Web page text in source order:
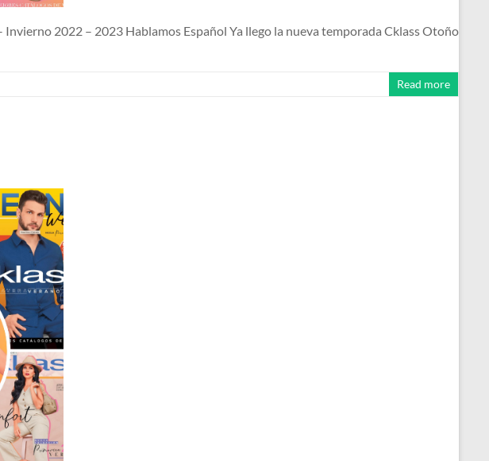
2022 – 2023 Hablamos Español Ya llego la nueva temporada Cklass Otoño
Read more